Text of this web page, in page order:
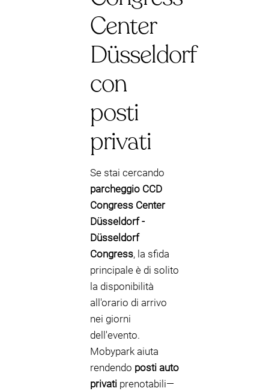
Center
Düsseldorf
con
posti
privati
Se stai cercando
parcheggio CCD
Congress Center
Düsseldorf -
Düsseldorf
Congress, la sfida
principale è di solito
la disponibilità
all'orario di arrivo
nei giorni
dell'evento.
Mobypark aiuta
rendendo posti auto
privati prenotabili—